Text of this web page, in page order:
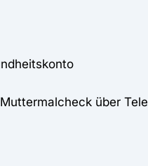
über